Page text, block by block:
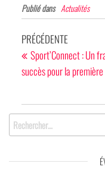
Publié dans Actualités
Navigation
de
l’article
Article
précédent
PRÉCÉDENTE
Sport’Connect : Un
succès pour la
Rechercher :